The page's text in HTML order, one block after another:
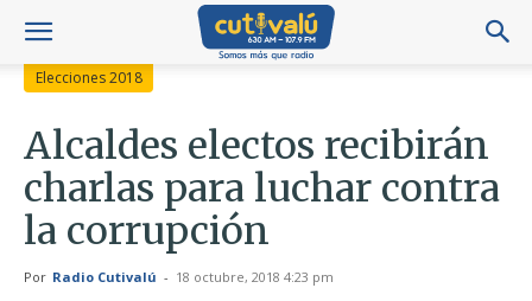
Elecciones 2018
Alcaldes electos recibirán
charlas para luchar contra
la corrupción
Por Radio Cutivalú - 18 octubre, 2018 4:23 pm